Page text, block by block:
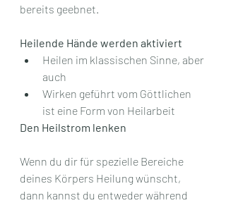
bereits geebnet.
Heilende Hände werden aktiviert
Heilen im klassischen Sinne, aber
auch
Wirken geführt vom Göttlichen
ist eine Form von Heilarbeit
Den Heilstrom lenken
Wenn du dir für spezielle Bereiche
deines Körpers Heilung wünscht,
dann kannst du entweder während